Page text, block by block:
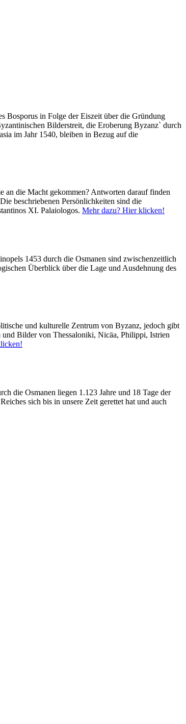
Bosporus in Folge der Eiszeit über die Gründung
Bilderstreit, die Eroberung Byzanz` durch
im Jahr 1540, bleiben in Bezug auf die
an die Macht gekommen? Antworten darauf finden
beschriebenen Persönlichkeiten sind die
XI. Palaiologos. Mehr dazu? Hier klicken!
1453 durch die Osmanen sind zwischenzeitlich
Überblick über die Lage und Ausdehnung des
und kulturelle Zentrum von Byzanz, jedoch gibt
und Bilder von Thessaloniki, Nicäa, Philippi, Istrien
die Osmanen liegen 1.123 Jahre und 18 Tage der
sich bis in unsere Zeit gerettet hat und auch